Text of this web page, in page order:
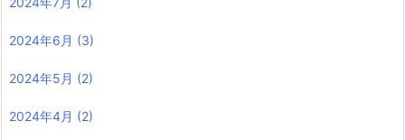
2024年6月 (3)
2024年5月 (2)
2024年4月 (2)